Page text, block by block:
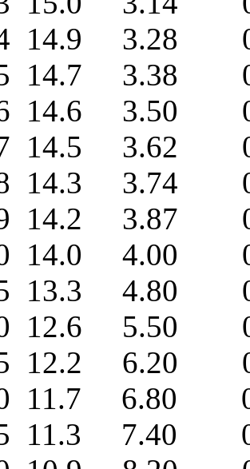
14.9 3.28
14.7 3.38
14.6 3.50
14.5 3.62
14.3 3.74
14.2 3.87
14.0 4.00
13.3 4.80
12.6 5.50
12.2 6.20
11.7 6.80
11.3 7.40